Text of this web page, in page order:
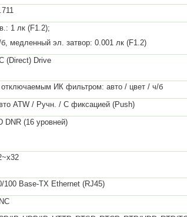
1 лк (F1.2);
медленный эл. затвор: 0.001 лк (F1.2)
(Direct) Drive
ИК фильтром: авто / цвет / ч/б
ATW / Ручн. / С фиксацией (Push)
DNR (16 уровней)
100 Base-TX Ethernet (RJ45)